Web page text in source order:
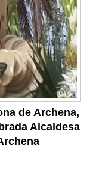
de Archena,
Alcaldesa